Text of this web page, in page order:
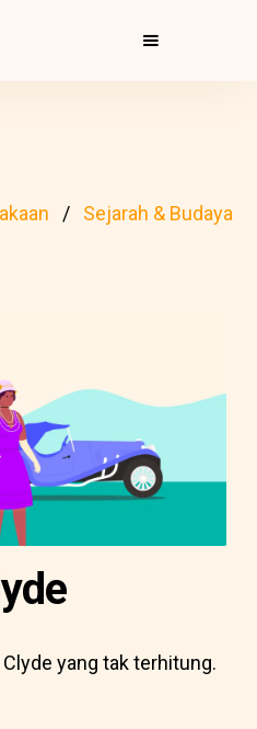
Sejarah & Budaya
yang tak terhitung.